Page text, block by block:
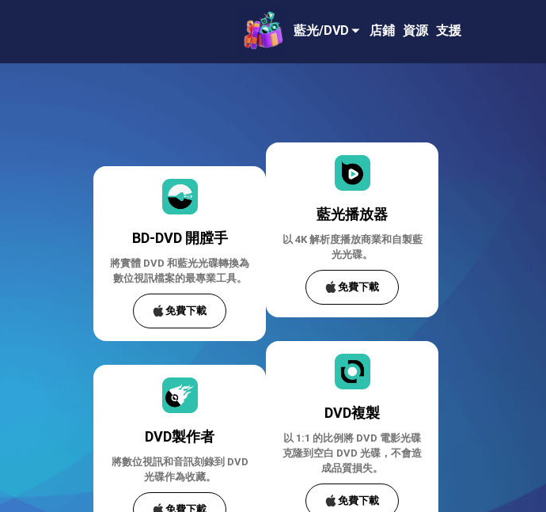
藍光/DVD 店鋪 資源 支援
BD-DVD 開膛手
將實體 DVD 和藍光光碟轉換為
數位視訊檔案的最專業工具。
免費下載
藍光播放器
以 4K 解析度播放商業和自製藍
光光碟。
免費下載
DVD製作者
將數位視訊和音訊刻錄到 DVD
光碟作為收藏。
免費下載
DVD複製
以 1:1 的比例將 DVD 電影光碟
克隆到空白 DVD 光碟，不會造
成品質損失。
免費下載